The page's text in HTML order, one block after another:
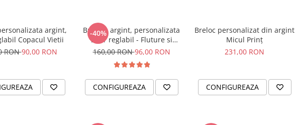
argint,
Copacul Vietii
RON90,00 RON
-40%
Bratara argint, personalizata
snur reglabil - Fluture si
Cristal
160,00 RON96,00 RON
CONFIGUREAZA
Breloc personalizat din argint
Micul Prinț
231,00 RON
CONFIGUREAZA